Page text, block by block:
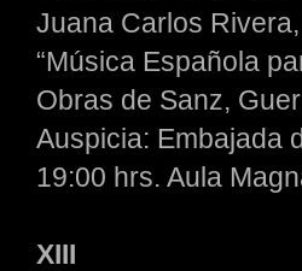
Juana Carlos
“Música Española
Obras de Sanz,
Auspicia: Embajada
19:00 hrs. Aula
XIII